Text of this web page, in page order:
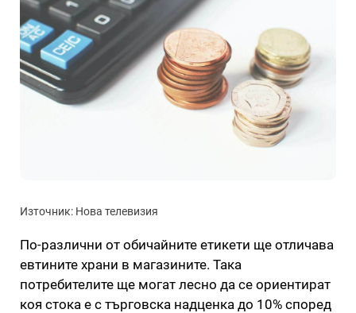
Източник: Нова телевизия
По-различни от обичайните етикети ще отличава
евтините храни в магазините. Така
потребителите ще могат лесно да се ориентират
коя стока е с търговска надценка до 10% според